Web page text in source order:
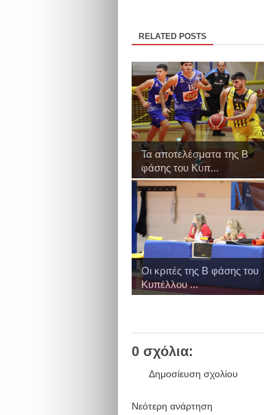
RELATED POSTS
Τα αποτελέσματα της Β
φάσης του Κυπ...
Οι κριτές της Β φάσης του
Κυπέλλου ...
0 σχόλια:
Δημοσίευση σχολίου
Νεότερη ανάρτηση